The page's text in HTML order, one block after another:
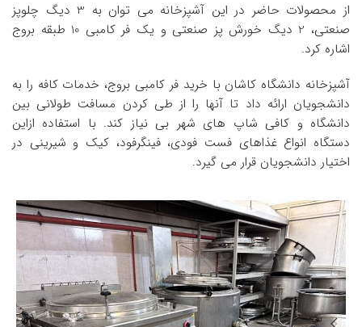
از محصولات حاضر در این آشپزخانه می توان به 3 دیگ چلوپز
صنعتی، 2 دیگ خورش پز صنعتی و یک فر کامبی 10 طبقه بروج
اشاره کرد.
آشپزخانه دانشگاه کاشان با خرید فر کامبی بروج، خدمات کافه را به
دانشجویان ارائه داد تا آنها را از طی کردن مسافت طولانی بین
دانشگاه و کافی شاپ های شهر بی نیاز کند. با استفاده ازاین
دستگاه انواع غذاهای فست فودی، فینگرفود، کیک و شیرینی در
اختیار دانشجویان قرار می گیرد.